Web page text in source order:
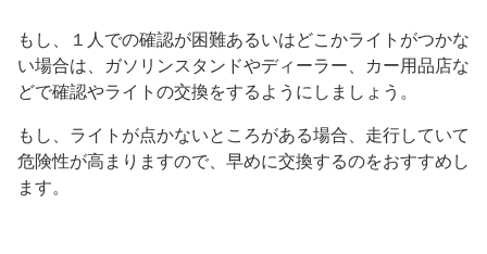
もし、１人での確認が困難あるいはどこかライトがつかな
い場合は、ガソリンスタンドやディーラー、カー用品店な
どで確認やライトの交換をするようにしましょう。
もし、ライトが点かないところがある場合、走行していて
危険性が高まりますので、早めに交換するのをおすすめし
ます。